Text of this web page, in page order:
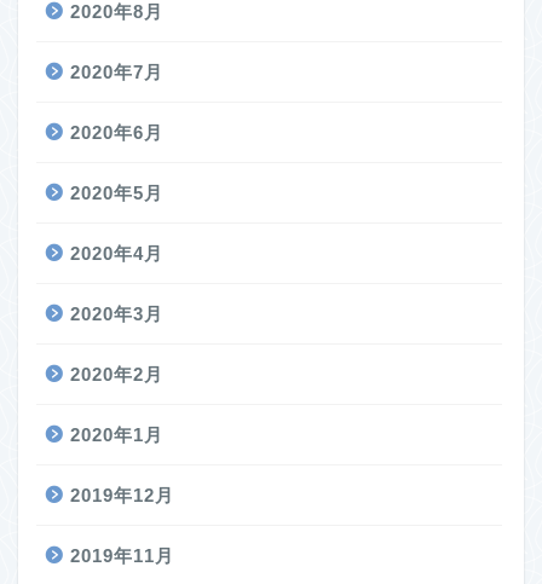
2020年8月
2020年7月
2020年6月
2020年5月
2020年4月
2020年3月
2020年2月
2020年1月
2019年12月
2019年11月